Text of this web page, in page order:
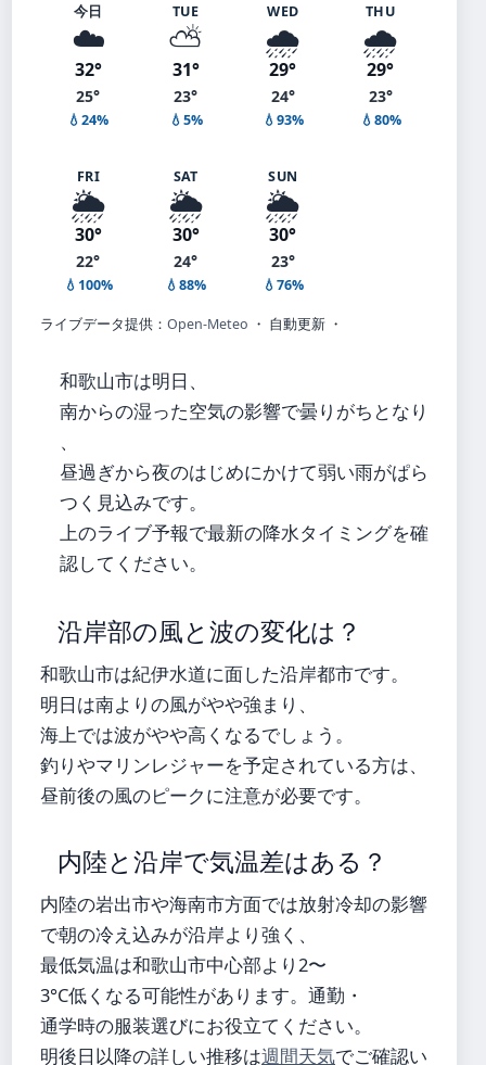
今日
☁️
32°
25°
💧24%
TUE
⛅
31°
23°
💧5%
WED
🌧️
29°
24°
💧93%
THU
🌧️
29°
23°
💧80%
FRI
🌦️
30°
22°
💧100%
SAT
🌦️
30°
24°
💧88%
SUN
🌦️
30°
23°
💧76%
ライブデータ提供： Open-Meteo ・ 自動更新 ・
和歌山市は明日、
南からの湿った空気の影響で曇りがちとなり
、
昼過ぎから夜のはじめにかけて弱い雨がぱら
つく見込みです。
上のライブ予報で最新の降水タイミングを確
認してください。
沿岸部の風と波の変化は？
和歌山市は紀伊水道に面した沿岸都市です。
明日は南よりの風がやや強まり、
海上では波がやや高くなるでしょう。
釣りやマリンレジャーを予定されている方は、
昼前後の風のピークに注意が必要です。
内陸と沿岸で気温差はある？
内陸の岩出市や海南市方面では放射冷却の影響
で朝の冷え込みが沿岸より強く、
最低気温は和歌山市中心部より2〜
3°C低くなる可能性があります。通勤・
通学時の服装選びにお役立てください。
明後日以降の詳しい推移は週間天気でご確認い